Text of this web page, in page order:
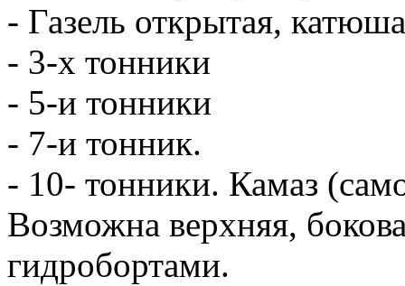
- Газель открытая,
- 3-х тонники
- 5-и тонники
- 7-и тонник.
- 10- тонники. Камаз
Возможна верхняя,
гидробортами.